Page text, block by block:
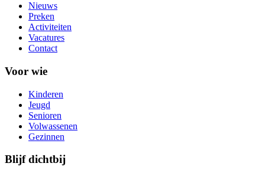
Nieuws
Preken
Activiteiten
Vacatures
Contact
Voor wie
Kinderen
Jeugd
Senioren
Volwassenen
Gezinnen
Blijf dichtbij